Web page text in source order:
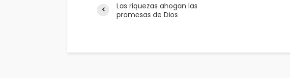
Las riquezas ahogan las
promesas de Dios